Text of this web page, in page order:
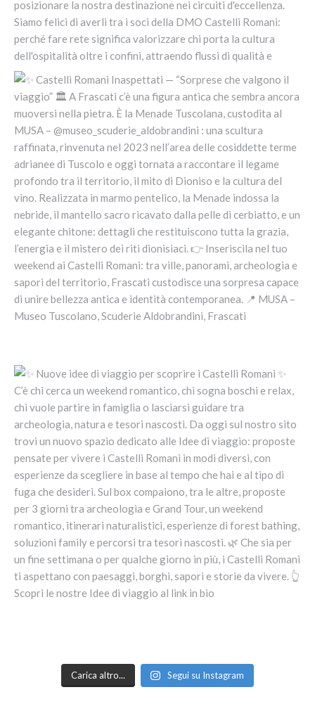
Carica altro... Segui su Instagram